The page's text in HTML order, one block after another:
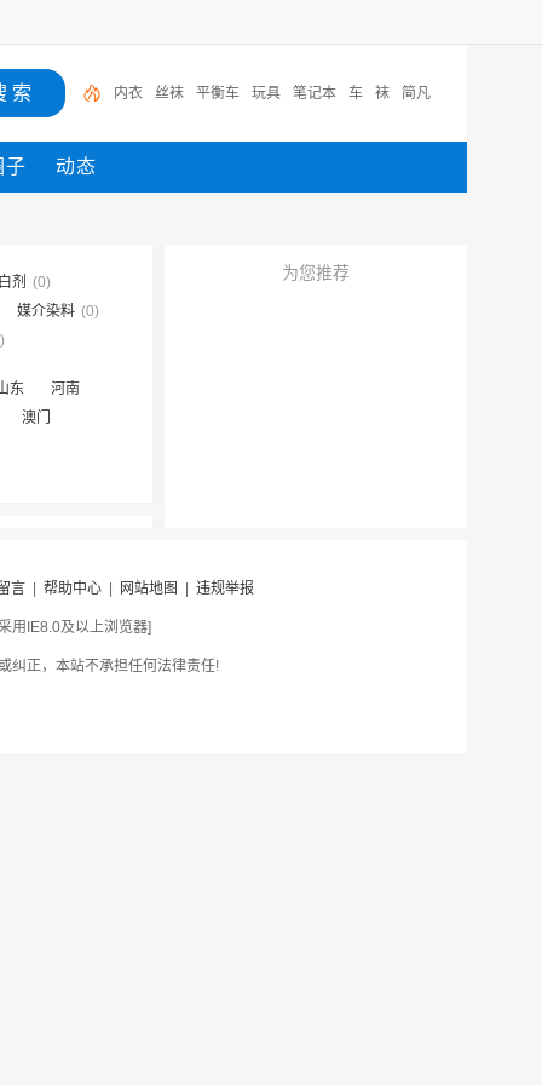
内衣 丝袜 平衡车 玩具 笔记本 车 袜 简凡
子 动态
剂 (0)
媒介染料 (0)
东
河南
澳门
为您推荐
言| 帮助中心| 网站地图 违规举报
用IE8.0及以上浏览器]
纠正，本站不承担任何法律责任!